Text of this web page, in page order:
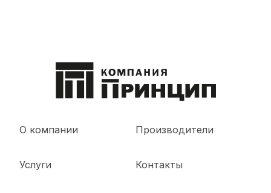
О компании
Услуги
Производители
Контакты